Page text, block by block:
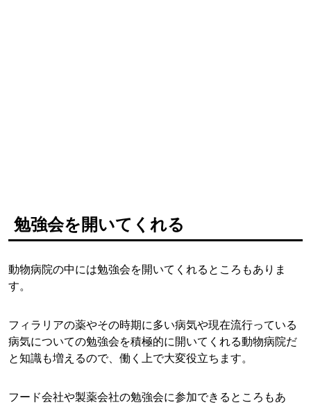
勉強会を開いてくれる
動物病院の中には勉強会を開いてくれるところもありま
す。
フィラリアの薬やその時期に多い病気や現在流行っている
病気についての勉強会を積極的に開いてくれる動物病院だ
と知識も増えるので、働く上で大変役立ちます。
フード会社や製薬会社の勉強会に参加できるところもあ